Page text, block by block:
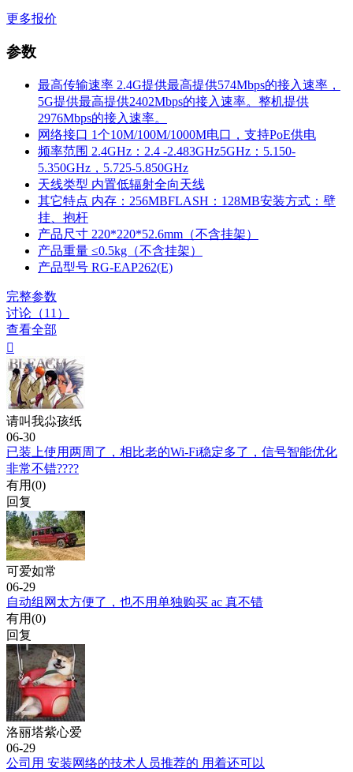
更多报价
参数
最高传输速率 2.4G提供最高提供574Mbps的接入速率，
5G提供最高提供2402Mbps的接入速率。整机提供
2976Mbps的接入速率。
网络接口 1个10M/100M/1000M电口，支持PoE供电
频率范围 2.4GHz：2.4 -2.483GHz5GHz：5.150-
5.350GHz，5.725-5.850GHz
天线类型 内置低辐射全向天线
其它特点 内存：256MBFLASH：128MB安装方式：壁
挂、抱杆
产品尺寸 220*220*52.6mm（不含挂架）
产品重量 ≤0.5kg（不含挂架）
产品型号 RG-EAP262(E)
完整参数
讨论（11）
查看全部

请叫我尛孩纸
06-30
已装上使用两周了，相比老的Wi-Fi稳定多了，信号智能优化
非常不错????
有用(0)
回复
可爱如常
06-29
自动组网太方便了，也不用单独购买 ac 真不错
有用(0)
回复
洛丽塔紫心爱
06-29
公司用 安装网络的技术人员推荐的 用着还可以